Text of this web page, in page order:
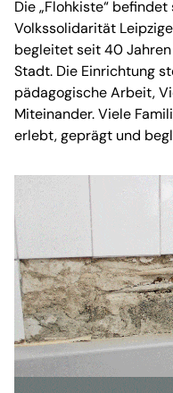
Die „Flohkiste“
Volkssolidarität
begleitet seit 40
Stadt. Die Einrichtung
pädagogische Arbeit,
Miteinander. Viele
erlebt, geprägt und